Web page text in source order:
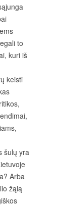
to
kuri iš
keisti
šulų yra
Arba
žąlą